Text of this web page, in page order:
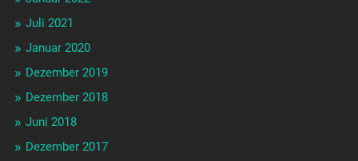
Juli 2021
Januar 2020
Dezember 2019
Dezember 2018
Juni 2018
Dezember 2017